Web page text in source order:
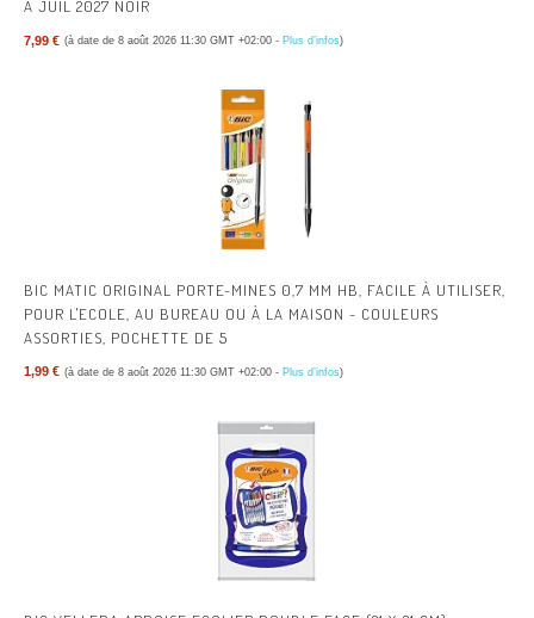
À JUIL 2027 NOIR
7,99 € (à date de 8 août 2026 11:30 GMT +02:00 - Plus d’infos)
BIC MATIC ORIGINAL PORTE-MINES 0,7 MM HB, FACILE À UTILISER,
POUR L'ECOLE, AU BUREAU OU À LA MAISON - COULEURS
ASSORTIES, POCHETTE DE 5
1,99 € (à date de 8 août 2026 11:30 GMT +02:00 - Plus d’infos)